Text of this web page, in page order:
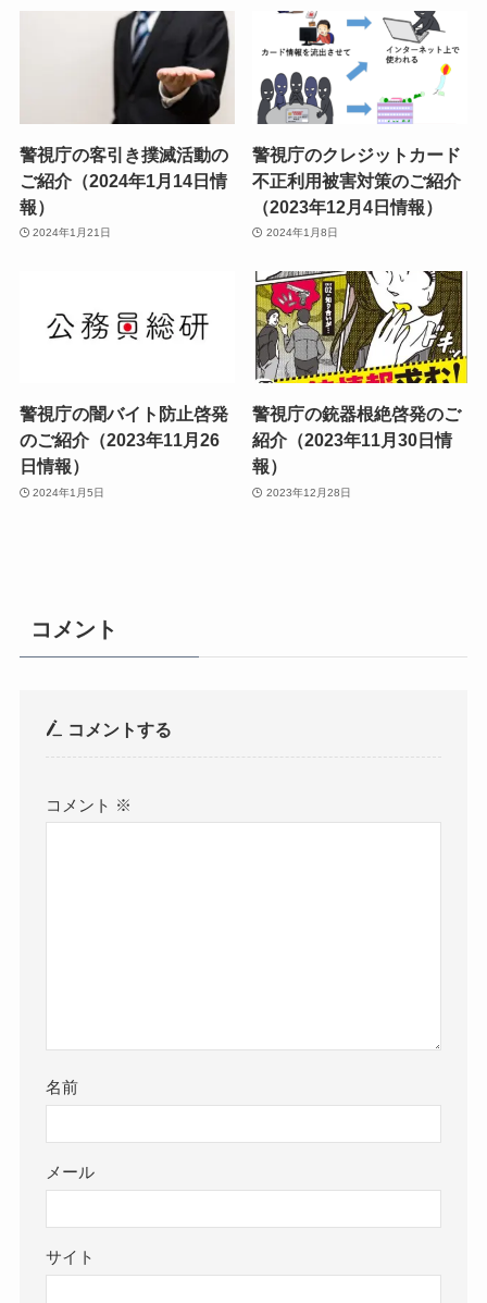
警視庁の客引き撲滅活動の
ご紹介（2024年1月14日情
報）
2024年1月21日
警視庁のクレジットカード
不正利用被害対策のご紹介
（2023年12月4日情報）
2024年1月8日
警視庁の闇バイト防止啓発
のご紹介（2023年11月26
日情報）
2024年1月5日
警視庁の銃器根絶啓発のご
紹介（2023年11月30日情
報）
2023年12月28日
コメント
コメントする
コメント ※
名前
メール
サイト